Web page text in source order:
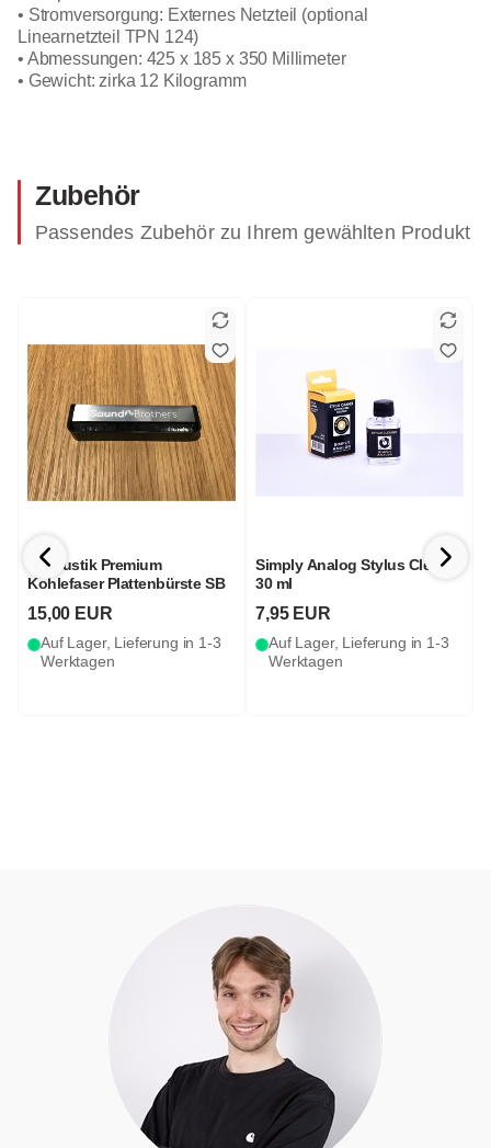
• Stromversorgung: Externes Netzteil (optional
Linearnetzteil TPN 124)
• Abmessungen: 425 x 185 x 350 Millimeter
• Gewicht: zirka 12 Kilogramm
Zubehör
Passendes Zubehör zu Ihrem gewählten Produkt
in-akustik Premium
Kohlefaser Plattenbürste SB
15,00 EUR
Auf Lager, Lieferung in 1-3
Werktagen
Simply Analog Stylus Cleaner
30 ml
7,95 EUR
Auf Lager, Lieferung in 1-3
Werktagen